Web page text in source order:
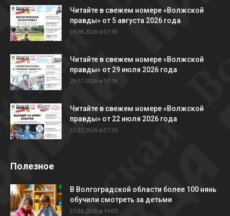
Читайте в свежем номере «Волжской
правды» от 5 августа 2026 года
05.08.2026 в 07:39
Читайте в свежем номере «Волжской
правды» от 29 июля 2026 года
29.07.2026 в 07:18
Читайте в свежем номере «Волжской
правды» от 22 июля 2026 года
22.07.2026 в 07:26
Полезное
В Волгоградской области более 100 нянь
обучили смотреть за детьми
21.06.2026 в 14:05